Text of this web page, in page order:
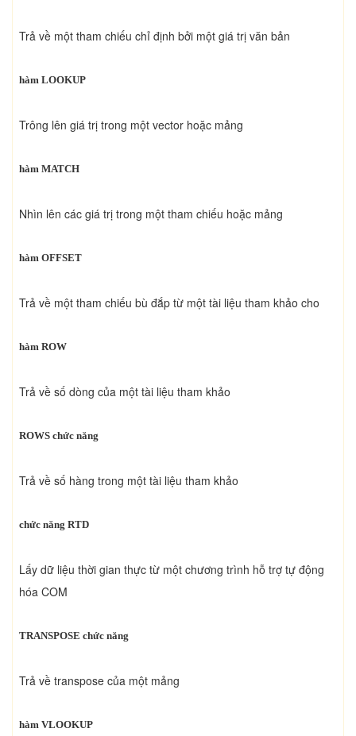
Trả về một tham chiếu chỉ định bởi một giá trị văn bản
hàm LOOKUP
Trông lên giá trị trong một vector hoặc mảng
hàm MATCH
Nhìn lên các giá trị trong một tham chiếu hoặc mảng
hàm OFFSET
Trả về một tham chiếu bù đắp từ một tài liệu tham khảo cho
hàm ROW
Trả về số dòng của một tài liệu tham khảo
ROWS chức năng
Trả về số hàng trong một tài liệu tham khảo
chức năng RTD
Lấy dữ liệu thời gian thực từ một chương trình hỗ trợ tự động
hóa COM
TRANSPOSE chức năng
Trả về transpose của một mảng
hàm VLOOKUP